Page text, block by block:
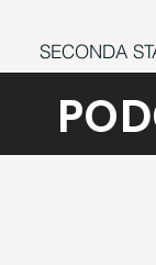
SECONDA